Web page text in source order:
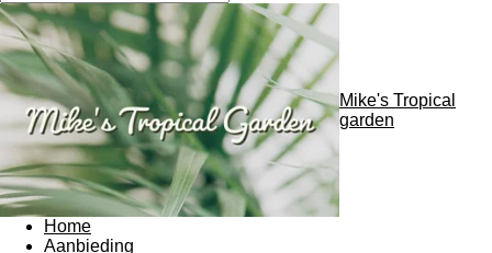
Mike's Tropical
garden
Home
Aanbieding